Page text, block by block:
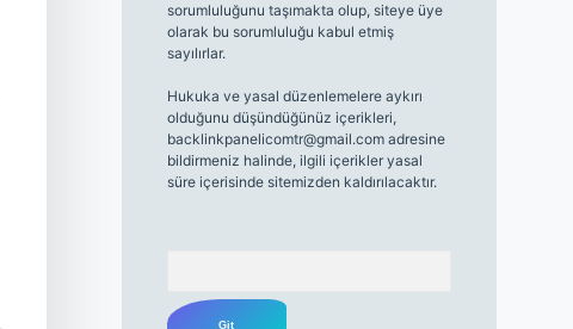
sorumluluğunu taşımakta olup, siteye üye
olarak bu sorumluluğu kabul etmiş
sayılırlar.
Hukuka ve yasal düzenlemelere aykırı
olduğunu düşündüğünüz içerikleri,
backlinkpanelicomtr@gmail.comadresine
bildirmeniz halinde, ilgili içerikler yasal
süre içerisinde sitemizden kaldırılacaktır.